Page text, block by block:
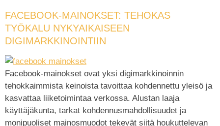
FACEBOOK-MAINOKSET: TEHOKAS
TYÖKALU NYKYAIKAISEEN
DIGIMARKKINOINTIIN
Facebook-mainokset ovat yksi digimarkkinoinnin
tehokkaimmista keinoista tavoittaa kohdennettu yleisö ja
kasvattaa liiketoimintaa verkossa. Alustan laaja
käyttäjäkunta, tarkat kohdennusmahdollisuudet ja
monipuoliset mainosmuodot tekevät siitä houkuttelevan